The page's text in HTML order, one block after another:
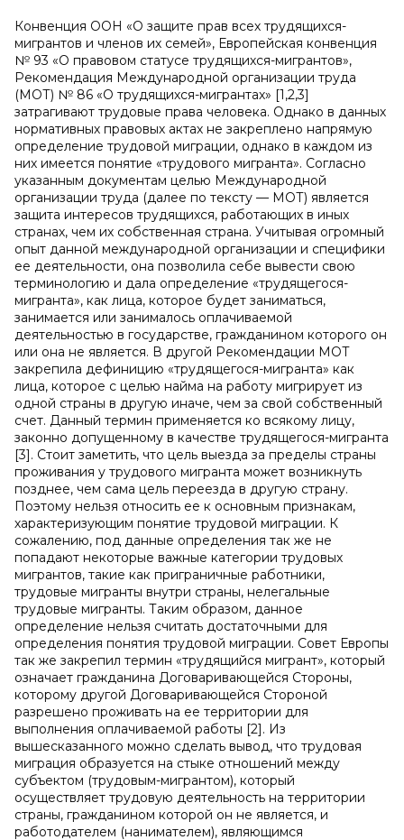
Конвенция ООН «О защите прав всех трудящихся-
мигрантов и членов их семей», Европейская конвенция
№ 93 «О правовом статусе трудящихся-мигрантов»,
Рекомендация Международной организации труда
(МОТ) № 86 «О трудящихся-мигрантах» [1,2,3]
затрагивают трудовые права человека. Однако в данных
нормативных правовых актах не закреплено напрямую
определение трудовой миграции, однако в каждом из
них имеется понятие «трудового мигранта». Согласно
указанным документам целью Международной
организации труда (далее по тексту — МОТ) является
защита интересов трудящихся, работающих в иных
странах, чем их собственная страна. Учитывая огромный
опыт данной международной организации и специфики
ее деятельности, она позволила себе вывести свою
терминологию и дала определение «трудящегося-
мигранта», как лица, которое будет заниматься,
занимается или занималось оплачиваемой
деятельностью в государстве, гражданином которого он
или она не является. В другой Рекомендации МОТ
закрепила дефиницию «трудящегося-мигранта» как
лица, которое с целью найма на работу мигрирует из
одной страны в другую иначе, чем за свой собственный
счет. Данный термин применяется ко всякому лицу,
законно допущенному в качестве трудящегося-мигранта
[3]. Стоит заметить, что цель выезда за пределы страны
проживания у трудового мигранта может возникнуть
позднее, чем сама цель переезда в другую страну.
Поэтому нельзя относить ее к основным признакам,
характеризующим понятие трудовой миграции. К
сожалению, под данные определения так же не
попадают некоторые важные категории трудовых
мигрантов, такие как приграничные работники,
трудовые мигранты внутри страны, нелегальные
трудовые мигранты. Таким образом, данное
определение нельзя считать достаточными для
определения понятия трудовой миграции. Совет Европы
так же закрепил термин «трудящийся мигрант», который
означает гражданина Договаривающейся Стороны,
которому другой Договаривающейся Стороной
разрешено проживать на ее территории для
выполнения оплачиваемой работы [2]. Из
вышесказанного можно сделать вывод, что трудовая
миграция образуется на стыке отношений между
субъектом (трудовым-мигрантом), который
осуществляет трудовую деятельность на территории
страны, гражданином которой он не является, и
работодателем (нанимателем), являющимся